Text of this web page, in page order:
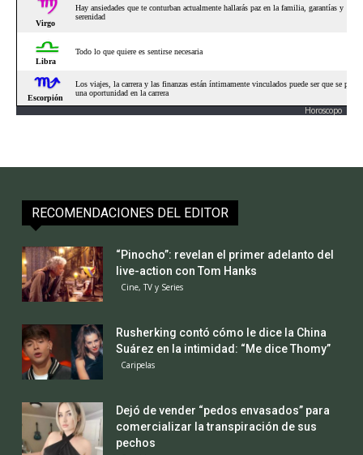
Horoscopo
RECOMENDACIONES DEL EDITOR
“Pinocho”: revelan el primer adelanto del
live-action con Tom Hanks
Cine, TV y Series
Rusherking contó cómo le dice la China
Suárez en la intimidad: “Me dice Thomy”
Caripelas
Dejó de vender “pedos envasados” para
comercializar la transpiración de sus
pechos